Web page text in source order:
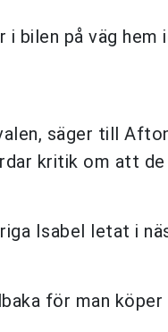
bilen på väg hem
säger till
kritik om att de
Isabel letat i
för man